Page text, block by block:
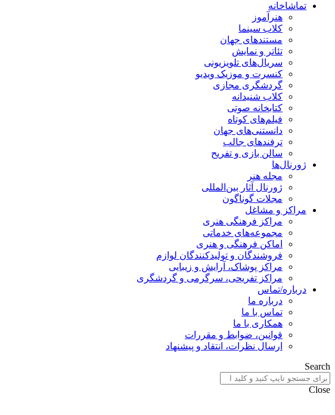
تماشاخانه
هنرآموز
کلاب سینما
مستندهای جهان
تئاتر و نمایش
سریال‌های تلویزیونی
کنسرت و موزیک ویدیو
گردشگری مجازی
کلاب شنیدانه
کتابخانه صوتی
فیلم‌های کوتاه
دانستنی‌های جهان
ترفندهای جالب
سالن بازی و تفریح
ژورنال‌ها
مجله هنر
ژورنال آثار بین‌المللی
مجلات گوناگون
مراکز و مشاغل
مراکز فرهنگی هنری
مجموعه‌های خدماتی
اماکن فرهنگی و هنری
فروشندگان و تولیدکنندگان لوازم
مراکز پوشاک، آرایش و زیبایی
مراکز تفریحی، سرگرمی و گردشگری
درباره/تماس
درباره ما
تماس با ما
همکاری با ما
قوانین، ضوابط و مقررات
ارسال نظرات، انتقاد و پیشنهاد
Search
Close